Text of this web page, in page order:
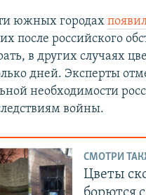
южных городах
после российского
в других случаях
дней. Эксперты
необходимости
войны.
СМОТРИ
Цветы